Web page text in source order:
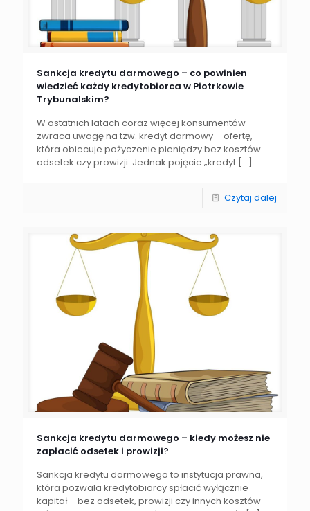
Sankcja kredytu darmowego – co powinien
wiedzieć każdy kredytobiorca w Piotrkowie
Trybunalskim?
W ostatnich latach coraz więcej konsumentów
zwraca uwagę na tzw. kredyt darmowy – ofertę,
która obiecuje pożyczenie pieniędzy bez kosztów
odsetek czy prowizji. Jednak pojęcie „kredyt […]
Czytaj dalej
Sankcja kredytu darmowego – kiedy możesz nie
zapłacić odsetek i prowizji?
Sankcja kredytu darmowego to instytucja prawna,
która pozwala kredytobiorcy spłacić wyłącznie
kapitał – bez odsetek, prowizji czy innych kosztów –